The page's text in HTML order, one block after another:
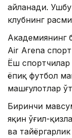
айланади.
клубнинг
Академиянинг
Air Arena
Ёш спортчилар
ёпиқ футбол
машғулотлар
Биринчи
яқин ўғил-
ва